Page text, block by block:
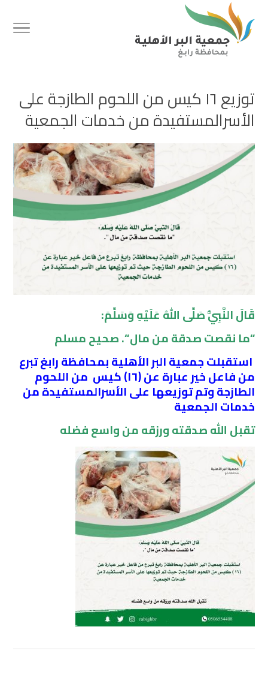
توزيع ١٦ كيس من اللحوم الطازجة على
الأسرالمستفيدة من خدمات الجمعية
قَالَالنَّبِيُّصَلَّىاللهُعَلَيْهِوَسَلَّمَ:
“مانقصتصدقةمنمال“
.صحيحمسلم
استقبلتجمعيةالبرالأهليةبمحافظةرابغتبرع
منفاعلخيرعبارةعن(١٦) كيس مناللحوم
الطازجةوتمتوزيعهاعلىالأسرالمستفيدةمن
خدماتالجمعية
تقبلاللهصدقتهورزقهمنواسعفضله